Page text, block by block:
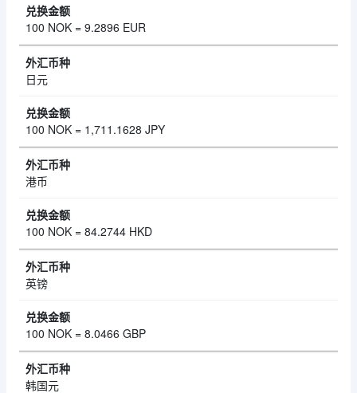
100 NOK = 9.2896 EUR
日元
100 NOK = 1,711.1628 JPY
港币
100 NOK = 84.2744 HKD
英镑
100 NOK = 8.0466 GBP
韩国元